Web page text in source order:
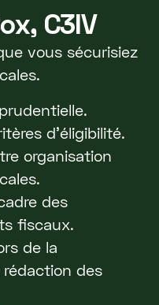
C3IV
vous sécurisiez
d'éligibilité.
organisation
des
fiscaux.
de la
des